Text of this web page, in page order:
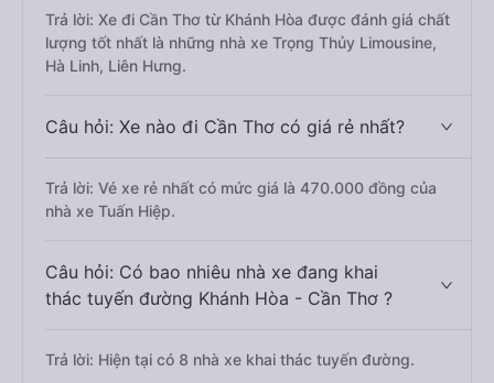
Trả lời: Xe đi Cần Thơ từ Khánh Hòa được đánh giá chất
lượng tốt nhất là những nhà xe Trọng Thủy Limousine,
Hà Linh, Liên Hưng.
Câu hỏi: Xe nào đi Cần Thơ có giá rẻ nhất?
Trả lời: Vé xe rẻ nhất có mức giá là 470.000 đồng của
nhà xe Tuấn Hiệp.
Câu hỏi: Có bao nhiêu nhà xe đang khai
thác tuyến đường Khánh Hòa - Cần Thơ ?
Trả lời: Hiện tại có 8 nhà xe khai thác tuyến đường.